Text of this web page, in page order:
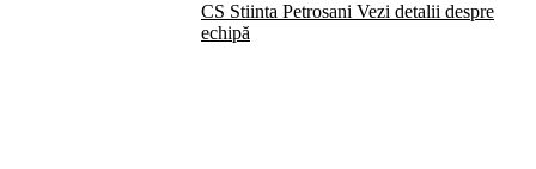
CS Stiinta Petrosani Vezi detalii despre
echipă